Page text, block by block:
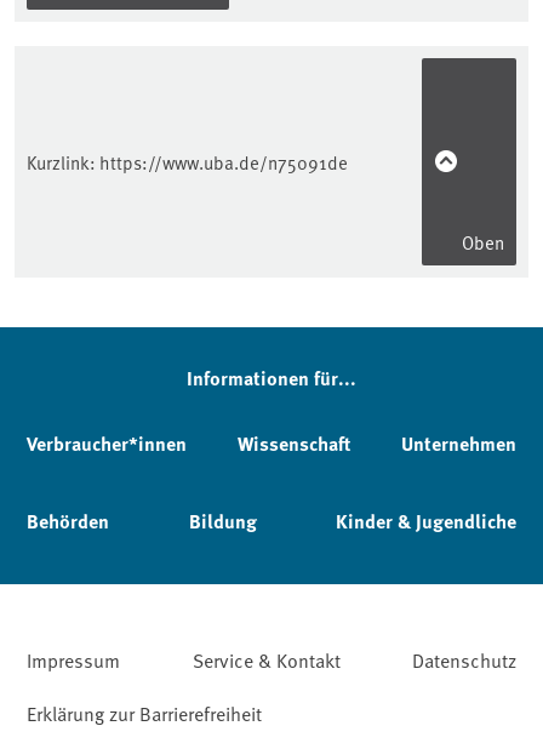
Kurzlink: https://www.uba.de/n75091de
Oben
Informationen für...
Verbraucher*innen Wissenschaft Unternehmen
Behörden Bildung Kinder & Jugendliche
Impressum Service & Kontakt
Datenschutz
Erklärung zur Barrierefreiheit